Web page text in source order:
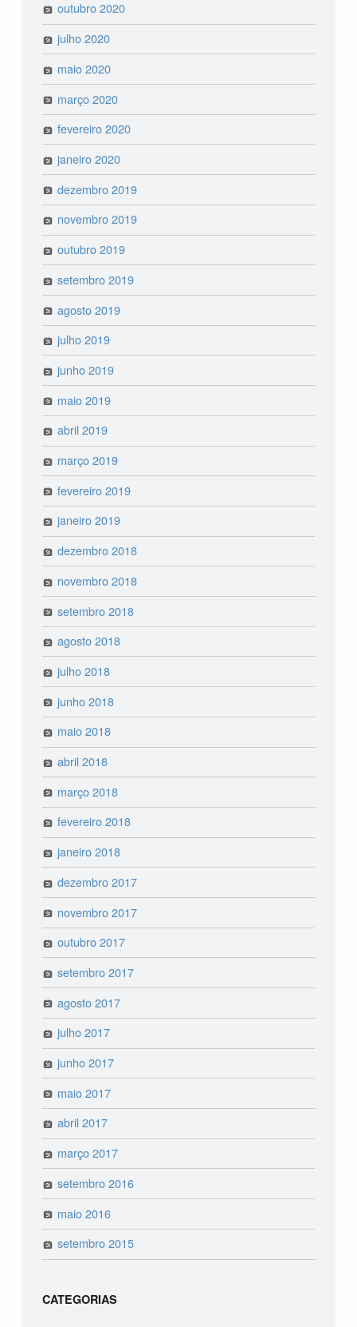
outubro 2020
julho 2020
maio 2020
março 2020
fevereiro 2020
janeiro 2020
dezembro 2019
novembro 2019
outubro 2019
setembro 2019
agosto 2019
julho 2019
junho 2019
maio 2019
abril 2019
março 2019
fevereiro 2019
janeiro 2019
dezembro 2018
novembro 2018
setembro 2018
agosto 2018
julho 2018
junho 2018
maio 2018
abril 2018
março 2018
fevereiro 2018
janeiro 2018
dezembro 2017
novembro 2017
outubro 2017
setembro 2017
agosto 2017
julho 2017
junho 2017
maio 2017
abril 2017
março 2017
setembro 2016
maio 2016
setembro 2015
CATEGORIAS